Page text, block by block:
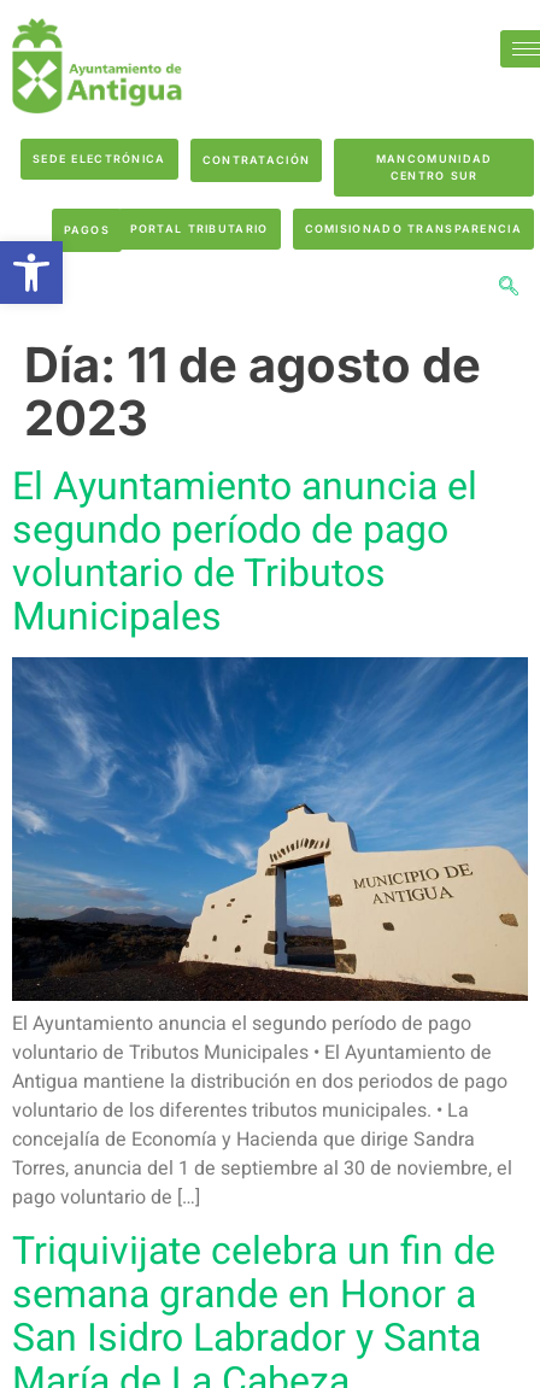
SEDE ELECTRÓNICA CONTRATACIÓN
MANCOMUNIDAD
CENTRO SUR
PAGOS PORTAL TRIBUTARIO COMISIONADO TRANSPARENCIA
Día: 11 de agosto de
2023
El Ayuntamiento anuncia el
segundo período de pago
voluntario de Tributos
Municipales
El Ayuntamiento anuncia el segundo período de pago
voluntario de Tributos Municipales • El Ayuntamiento de
Antigua mantiene la distribución en dos periodos de pago
voluntario de los diferentes tributos municipales. • La
concejalía de Economía y Hacienda que dirige Sandra
Torres, anuncia del 1 de septiembre al 30 de noviembre, el
pago voluntario de […]
Triquivijate celebra un fin de
semana grande en Honor a
San Isidro Labrador y Santa
Abrir barra de herramientas